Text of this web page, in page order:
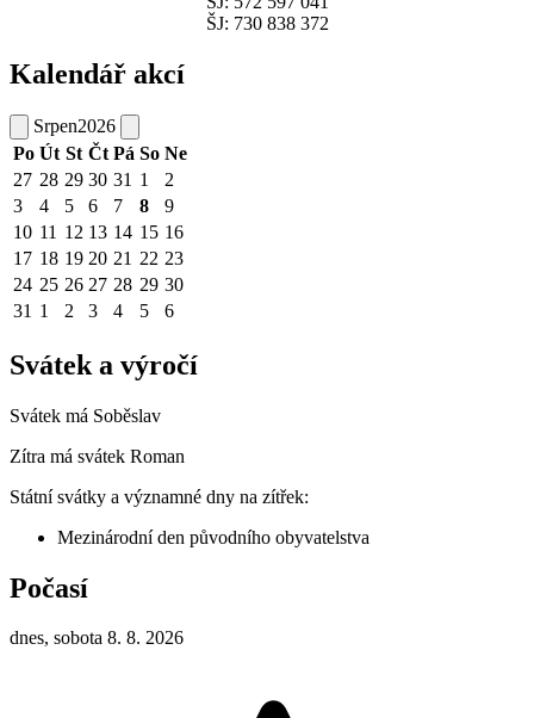
ŠJ: 730 838 372
Kalendář akcí
Srpen2026
Po Út St Čt Pá So Ne
27 28 29 30 31 1
2
3
4 5 6 7 8
9
10 11 12 13 14 15 16
17 18 19 20 21 22 23
24 25 26 27 28 29 30
31 1 2 3 4 5 6
Svátek a výročí
Svátek má Soběslav
Zítra má svátek Roman
Státní svátky a významné dny na zítřek:
Mezinárodní den původního obyvatelstva
Počasí
dnes, sobota 8. 8. 2026